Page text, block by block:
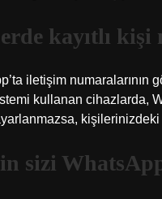
kayıtlı
iletişim
kullanan cihazlarda,
sizi